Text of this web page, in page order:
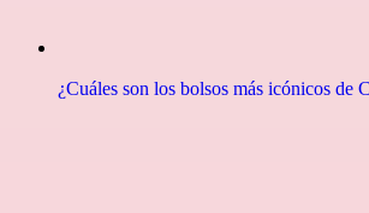
¿Cuáles son los bolsos más icónicos de